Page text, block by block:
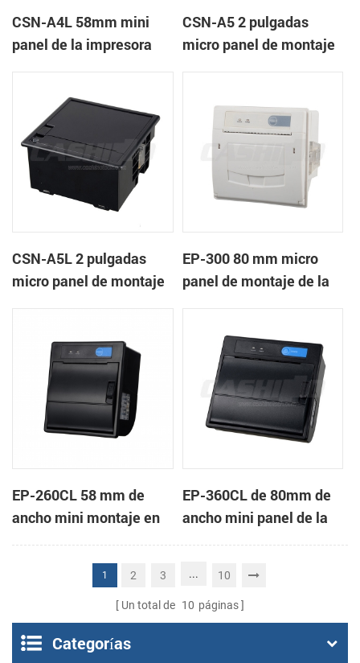
CSN-A4L 58mm mini
panel de la impresora
CSN-A5 2 pulgadas
micro panel de montaje
CSN-A5L 2 pulgadas
micro panel de montaje
EP-300 80 mm micro
panel de montaje de la
EP-260CL 58 mm de
ancho mini montaje en
panel de la impresora
térmica con auto-
EP-360CL de 80mm de
ancho mini panel de la
impresora térmica con
1 2 3 ... 10
Un total de 10 páginas
Categorías